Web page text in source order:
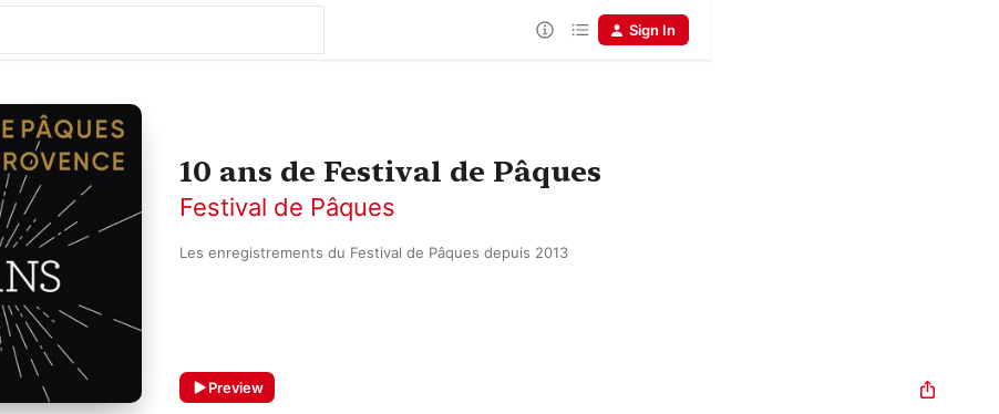
Sign In
10 ans de Festival de Pâques
Festival de Pâques
Les enregistrements du Festival de Pâques depuis 2013
Preview